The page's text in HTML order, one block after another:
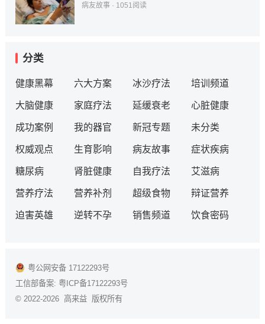
病友故事· 1051 阅读
分类
健康黑幕 六大方案 冰沙疗法 培训频道
大脑健康 家庭疗法 延缓衰老 心脏健康
成功案例 我的器官 新冠专题 未分类
权威观点 生育影响 病友故事 症状疾病
糖尿病 肾脏健康 自我疗法 艾滋病
营养疗法 营养补剂 超级食物 辩证营养
迫害英雄 逆转不孕 销售频道 饮食密码
粤公网安备 17122293号
工信部备案: 粤ICP备17122293号
© 2022-2026 高来益 版权所有